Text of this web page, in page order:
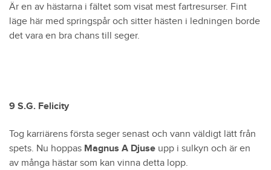
Är en av hästarna i fältet som visat mest fartresurser. Fint
läge här med springspår och sitter hästen i ledningen borde
det vara en bra chans till seger.
9 S.G. Felicity
Tog karriärens första seger senast och vann väldigt lätt från
spets. Nu hoppas Magnus A Djuse upp i sulkyn och är en
av många hästar som kan vinna detta lopp.